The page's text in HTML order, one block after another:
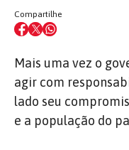
Compartilhe
Mais uma vez o
agir com
lado seu
e a população do